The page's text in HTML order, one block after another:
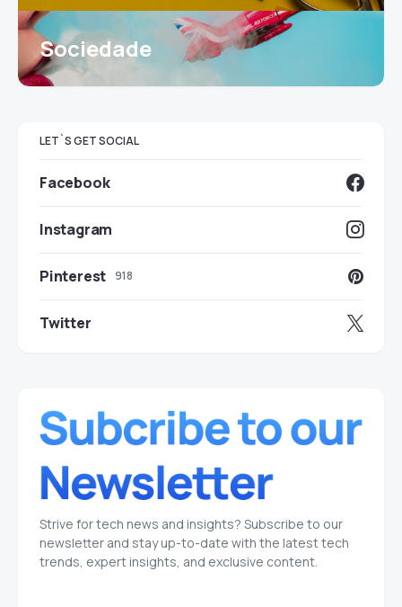
Sociedade
LET`S GET SOCIAL
Facebook
Instagram
Pinterest 918
Twitter
Strive for tech news and insights? Subscribe to our
newsletter and stay up-to-date with the latest tech
trends, expert insights, and exclusive content.